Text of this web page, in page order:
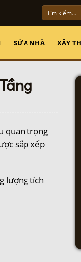
Tìm
kiếm:
SỬA NHÀ XÂY
quan trọng
sắp xếp
lượng tích